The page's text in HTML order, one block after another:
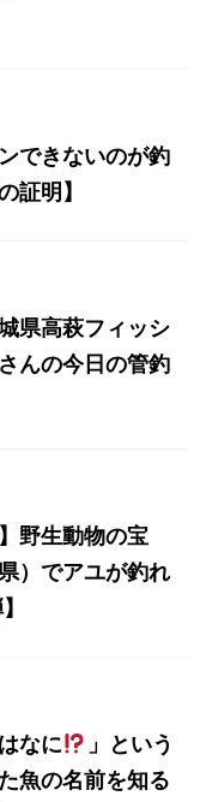
できないのが釣
証明】
県高萩フィッシ
んの今日の管釣
野生動物の宝
）でアユが釣れ
なに
」という
魚の名前を知る